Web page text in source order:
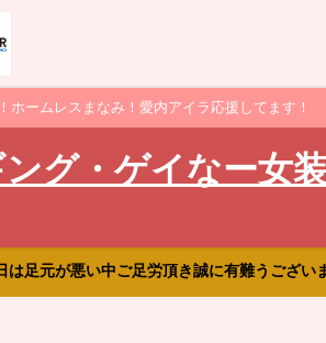
ームレスまなみ！愛内アイラ応援してます！
グ・ゲイなー女
足元が悪い中ご足労頂き誠に有難うござい